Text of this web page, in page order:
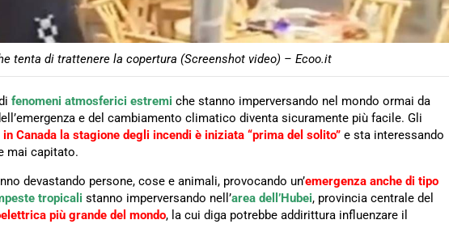
tenta di trattenere la copertura (Screenshot video) – Ecoo.it
fenomeni atmosferici estremi che stanno imperversando nel mondo ormai da
e del cambiamento climatico diventa sicuramente più facile. Gli
in Canada la stagione degli incendi è iniziata “prima del solito” e sta interessando
mai capitato.
devastando persone, cose e animali, provocando un’emergenza anche di tipo
tropicali stanno imperversando nell’area dell’Hubei, provincia centrale del
più grande del mondo, la cui diga potrebbe addirittura influenzare il